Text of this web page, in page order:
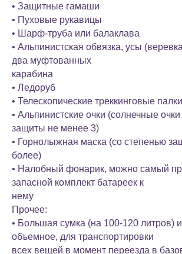
• Защитные гамаши
• Пуховые рукавицы
• Шарф-труба или балаклава
• Альпинистская обвязка, усы
два муфтованных
карабина
• Ледоруб
• Телескопические треккинговые палки
• Альпинистские очки (солнечные
защиты не менее 3)
• Горнолыжная маска (со степенью
более)
• Налобный фонарик, можно самый
запасной комплект батареек к
нему
Прочее:
• Большая сумка (на 100-120 литров)
объемное, для транспортировки
всех вещей в момент переезда в